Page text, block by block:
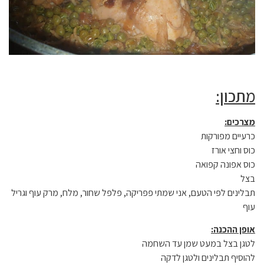
מתכון:
מצרכים:
כרעיים מפורקות
כוס וחצי אורז
כוס אפונה קפואה
בצל
תבלינים לפי הטעם, אני שמתי פפריקה, פלפל שחור, מלח, מרק עוף וגריל
עוף
אופן ההכנה:
לטגן בצל במעט שמן עד השחמה
להוסיף תבלינים ולטגן לדקה